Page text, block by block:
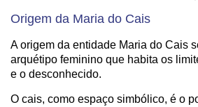
Origem da Maria do Cais
A origem da entidade Maria do Cais
arquétipo feminino que habita os
e o desconhecido.
O cais, como espaço simbólico, é o